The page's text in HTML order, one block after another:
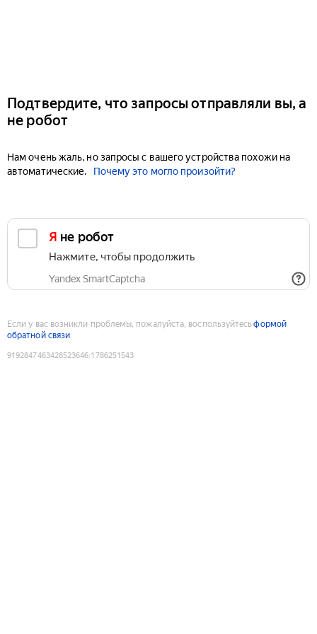
Подтвердите, что запросы отправляли вы, а
не робот
Нам очень жаль, но запросы с вашего устройства похожи на
автоматические.
Почему это могло произойти?
Я не робот
Нажмите, чтобы продолжить
Yandex SmartCaptcha
Если у вас возникли проблемы, пожалуйста, воспользуйтесьформой
обратной связи
9192847463428523646:1786251543